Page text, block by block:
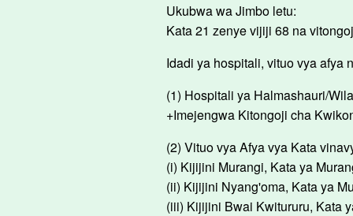
Ukubwa wa Jimbo letu:
Kata 21 zenye vijiji 68 na
Idadi ya hospitali, vituo vya afya
(1) Hospitali ya Halmashauri/
+Imejengwa Kitongoji cha
(2) Vituo vya Afya vya Kata
(i) Kijijini Murangi, Kata ya
(ii) Kijijini Nyang'oma, Kata ya
(iii) Kijijini Bwai Kwitururu, Kata